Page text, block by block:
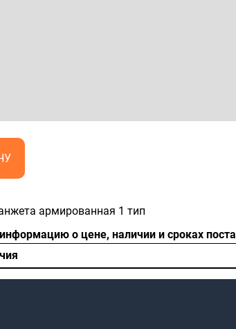
армированная 1 тип
о цене, наличии и сроках